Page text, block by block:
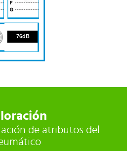
76
76dB
de atributos del